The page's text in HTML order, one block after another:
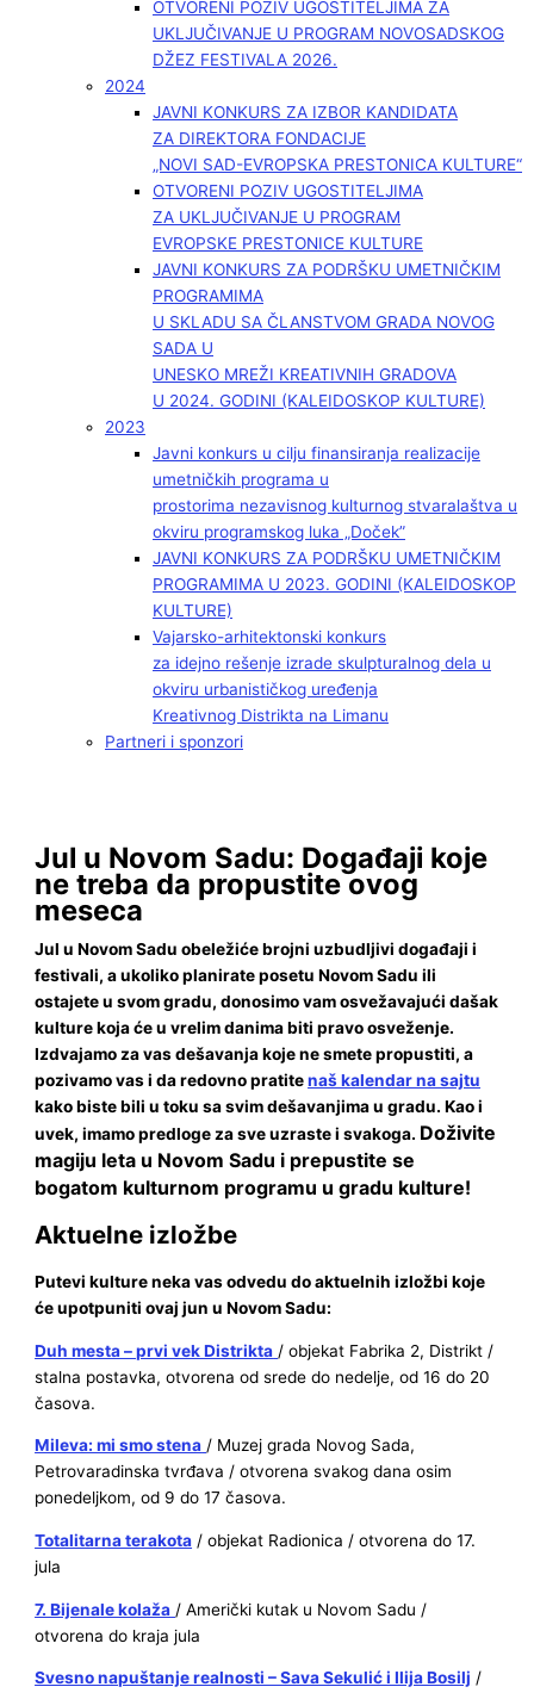
OTVORENI POZIV UGOSTITELJIMA ZA
UKLJUČIVANJE U PROGRAM NOVOSADSKOG
DŽEZ FESTIVALA 2026.
2024
JAVNI KONKURS ZA IZBOR KANDIDATA
ZA DIREKTORA FONDACIJE
„NOVI SAD-EVROPSKA PRESTONICA KULTURE“
OTVORENI POZIV UGOSTITELJIMA
ZA UKLJUČIVANJE U PROGRAM
EVROPSKE PRESTONICE KULTURE
JAVNI KONKURS ZA PODRŠKU UMETNIČKIM
PROGRAMIMA
U SKLADU SA ČLANSTVOM GRADA NOVOG
SADA U
UNESKO MREŽI KREATIVNIH GRADOVA
U 2024. GODINI (KALEIDOSKOP KULTURE)
2023
Javni konkurs u cilju finansiranja realizacije
umetničkih programa u
prostorima nezavisnog kulturnog stvaralaštva u
okviru programskog luka „Doček”
JAVNI KONKURS ZA PODRŠKU UMETNIČKIM
PROGRAMIMA U 2023. GODINI (KALEIDOSKOP
KULTURE)
Vajarsko-arhitektonski konkurs
za idejno rešenje izrade skulpturalnog dela u
okviru urbanističkog uređenja
Kreativnog Distrikta na Limanu
Partneri i sponzori
Jul u Novom Sadu: Događaji koje
ne treba da propustite ovog
meseca
Jul u Novom Sadu obeležiće brojni uzbudljivi događaji i
festivali, a ukoliko planirate posetu Novom Sadu ili
ostajete u svom gradu, donosimo vam osvežavajući dašak
kulture koja će u vrelim danima biti pravo osveženje.
Izdvajamo za vas dešavanja koje ne smete propustiti, a
pozivamo vas i da redovno pratitenaš kalendar na sajtu
kako biste bili u toku sa svim dešavanjima u gradu. Kao i
uvek, imamo predloge za sve uzraste i svakoga. Doživite
magiju leta u Novom Sadu i prepustite se
bogatom kulturnom programu u gradu kulture!
Aktuelne izložbe
Putevi kulture neka vas odvedu do aktuelnih izložbi koje
će upotpuniti ovaj jun u Novom Sadu:
Duh mesta – prvi vek Distrikta / objekat Fabrika 2, Distrikt /
stalna postavka, otvorena od srede do nedelje, od 16 do 20
časova.
Mileva: mi smo stena / Muzej grada Novog Sada,
Petrovaradinska tvrđava / otvorena svakog dana osim
ponedeljkom, od 9 do 17 časova.
Totalitarna terakota / objekat Radionica / otvorena do 17.
jula
7. Bijenale kolaža / Američki kutak u Novom Sadu /
otvorena do kraja jula
Svesno napuštanje realnosti – Sava Sekulić i Ilija Bosilj /